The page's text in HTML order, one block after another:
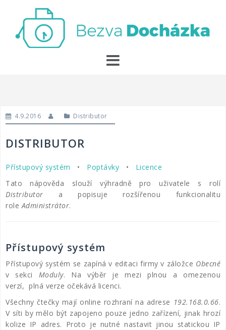
content
4.9.2016 Distributor
DISTRIBUTOR
Přístupový systém • Poptávky • Licence
Tato nápověda slouží výhradně pro uživatele s rolí
Distributor a popisuje rozšířenou funkcionalitu
roleAdministrátor.
Přístupový systém
Přístupový systém se zapíná v editaci firmy v záložce Obecné
v sekci Moduly. Na výběr je mezi plnou a omezenou
verzí, plná verze očekává licenci.
Všechny čtečky mají online rozhraní na adrese 192.168.0.66.
V síti by mělo být zapojeno pouze jedno zařízení, jinak hrozí
kolize IP adres. Proto je nutné nastavit jinou statickou IP